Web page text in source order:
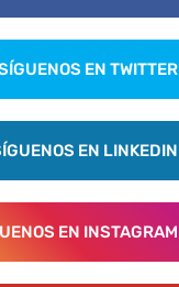
EN TWITTER
EN LINKEDIN
EN INSTAGRAM